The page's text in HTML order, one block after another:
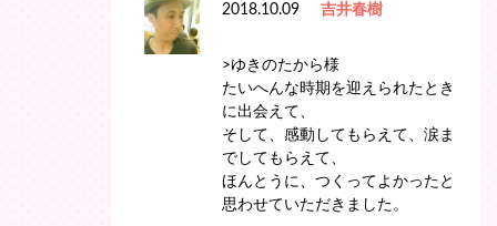
2018.10.09 吉井春樹
>ゆきのたから様
たいへんな時期を迎えられたとき
に出会えて、
そして、感動してもらえて、涙ま
でしてもらえて、
ほんとうに、つくってよかったと
思わせていただきました。